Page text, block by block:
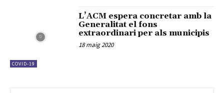
COVID-19
L’ACM espera concretar amb la
Generalitat el fons
extraordinari per als municipis
18 maig 2020